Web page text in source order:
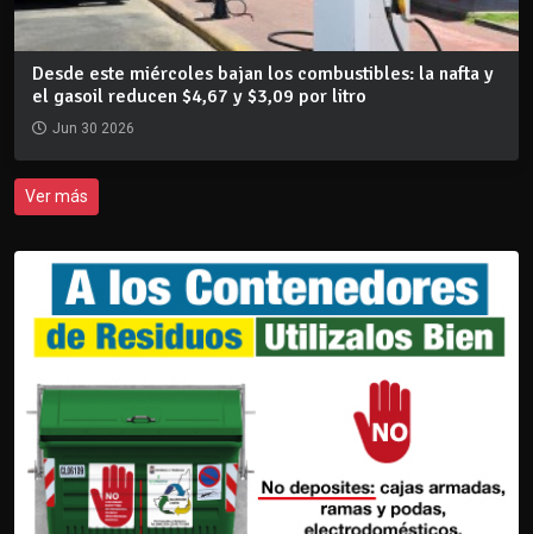
Desde este miércoles bajan los combustibles: la nafta y
el gasoil reducen $4,67 y $3,09 por litro
Jun 30 2026
Ver más